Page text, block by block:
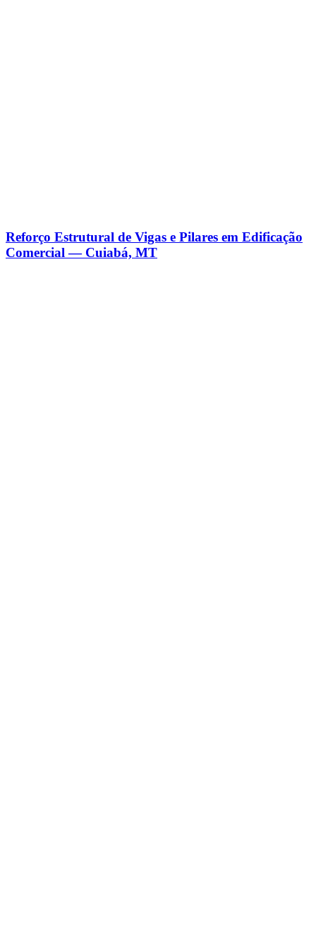
Reforço Estrutural de Vigas e Pilares em Edificação
Comercial — Cuiabá, MT